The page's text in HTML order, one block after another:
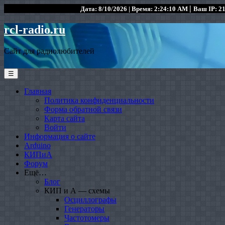
Дата: 8/10/2026 | Время: 2:24:10 AM | Ваш IP:
rcl-radio.ru
Сайт для радиолюбителей
☰
Главная
Политика конфиденциальности
Форма обратной связи
Карта сайта
Войти
Информация о сайте
Arduino
КИПиА
Форум
Ещё…
Блог
КИП и А — схемы
Осциллографы
Генераторы
Частотомеры